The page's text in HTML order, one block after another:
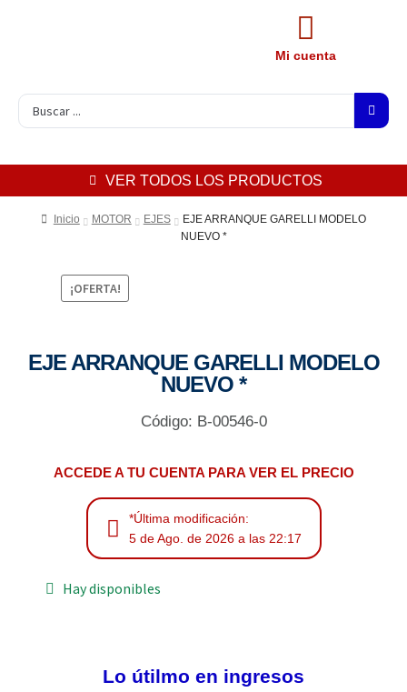
Mi cuenta
VER TODOS LOS PRODUCTOS
Inicio MOTOR EJES
EJE ARRANQUE GARELLI MODELO
NUEVO *
¡OFERTA!
EJE ARRANQUE GARELLI MODELO
NUEVO *
Código: B-00546-0
ACCEDE A TU CUENTA PARA VER EL PRECIO
*Última modificación:
5 de Ago. de 2026 a las 22:17
Hay disponibles
Lo útilmo en ingresos